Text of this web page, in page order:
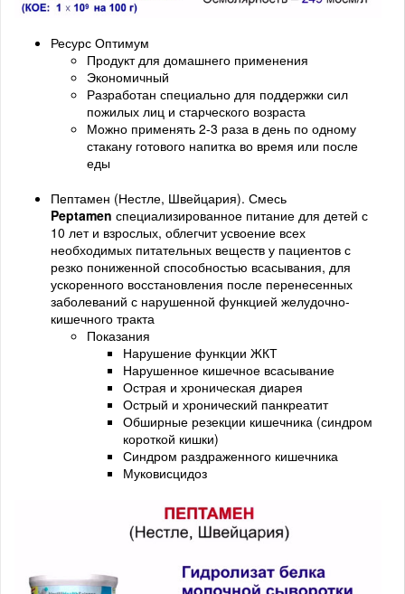
Ресурс Оптимум
Продукт для домашнего применения
Экономичный
Разработан специально для поддержки сил
пожилых лиц и старческого возраста
Можно применять 2-3 раза в день по одному
стакану готового напитка во время или после
еды
Пептамен (Нестле, Швейцария). Смесь
Peptamen специализированное питание для детей с
10 лет и взрослых, облегчит усвоение всех
необходимых питательных веществ у пациентов с
резко пониженной способностью всасывания, для
ускоренного восстановления после перенесенных
заболеваний с нарушенной функцией желудочно-
кишечного тракта
Показания
Нарушение функции ЖКТ
Нарушенное кишечное всасывание
Острая и хроническая диарея
Острый и хронический панкреатит
Обширные резекции кишечника (синдром
короткой кишки)
Синдром раздраженного кишечника
Муковисцидоз